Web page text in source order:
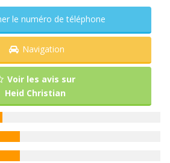
Afficher le numéro de téléphone
Navigation
Voir les avis sur
Heid Christian